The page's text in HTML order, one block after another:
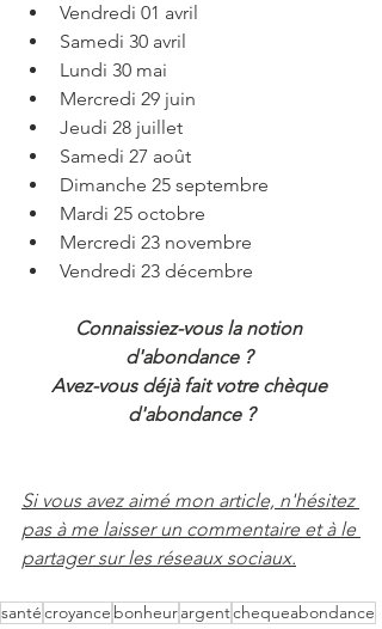
Vendredi 01 avril
Samedi 30 avril
Lundi 30 mai
Mercredi 29 juin
Jeudi 28 juillet
Samedi 27 août
Dimanche 25 septembre
Mardi 25 octobre
Mercredi 23 novembre
Vendredi 23 décembre
Connaissiez-vous la notion
d'abondance ?
Avez-vous déjà fait votre chèque
d'abondance ?
Si vous avez aimé mon article, n'hésitez
pas à me laisser un commentaire et à le
partager sur les réseaux sociaux.
santécroyance bonheurargentchequeabondance